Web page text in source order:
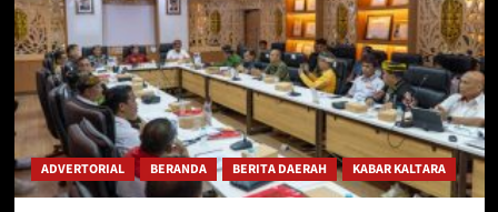
ADVERTORIAL BERANDA BERITA DAERAH KABAR KALTARA